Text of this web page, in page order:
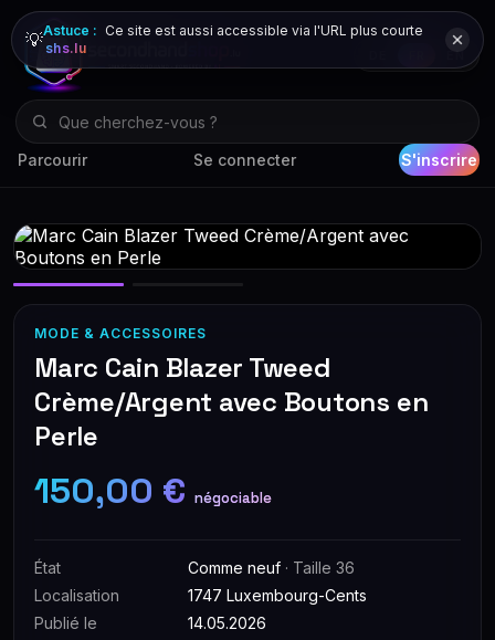
Parcourir Se connecter S'inscrire
💡Astuce : Ce site est aussi accessible via l'URL plus courte
shs.lu
MODE & ACCESSOIRES
Marc Cain Blazer Tweed
Crème/Argent avec Boutons en
Perle
150,00 € négociable
État Comme neuf · Taille 36
Localisation
1747 Luxembourg-Cents
Publié le
14.05.2026